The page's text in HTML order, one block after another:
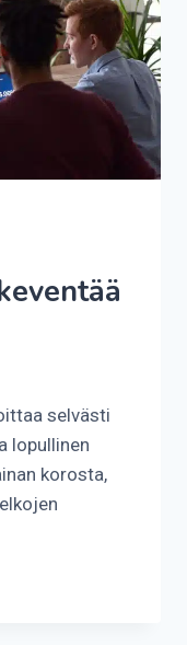
selvästi
lopullinen
korosta,